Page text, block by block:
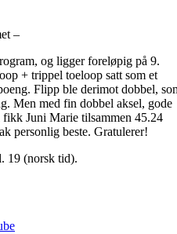
–
og ligger foreløpig på 9.
+ trippel toeloop satt som et
Flipp ble derimot dobbel,
Men med fin dobbel aksel, gode
Juni Marie tilsammen 45.24
personlig beste. Gratulerer!
19 (norsk tid).